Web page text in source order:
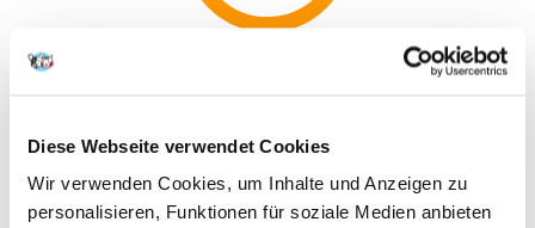
Diese Webseite verwendet Cookies
Wir verwenden Cookies, um Inhalte und Anzeigen zu
personalisieren, Funktionen für soziale Medien anbieten
Recommend
100% KUNDEN EMPFEHLEN DIESES PRODUKT